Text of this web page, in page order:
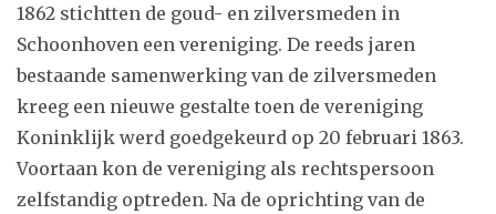
1862 stichtten de goud- en zilversmeden in
Schoonhoven een vereniging. De reeds jaren
bestaande samenwerking van de zilversmeden
kreeg een nieuwe gestalte toen de vereniging
Koninklijk werd goedgekeurd op 20 februari 1863.
Voortaan kon de vereniging als rechtspersoon
zelfstandig optreden. Na de oprichting van de